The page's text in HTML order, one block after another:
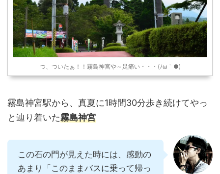
つ、ついたぁ！！霧島神宮や～足痛い・・・(ﾉω｀●)
霧島神宮駅から、真夏に1時間30分歩き続けてやっ
と辿り着いた霧島神宮
この石の門が見えた時には、感動の
あまり「このままバスに乗って帰っ